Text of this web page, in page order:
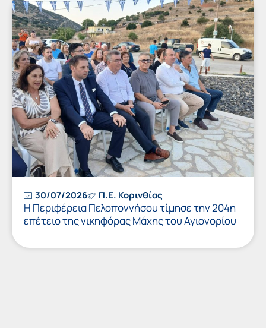
30/07/2026 Π.Ε. Κορινθίας
Η Περιφέρεια Πελοποννήσου τίμησε την 204η
επέτειο της νικηφόρας Μάχης του Αγιονορίου